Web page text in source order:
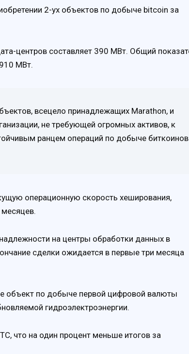
2-ух объектов по добыче bitcoin за
центров составляет 390 МВт. Общий
МВт.
всецело принадлежащих Marathon, и
не требующей огромных активов, к
ранцем операций по добыче
операционную скорость хеширования,
на центры обработки данных в
сделки ожидается в первые три месяца
объект по добыче первой цифровой валюты
гидроэлектроэнергии.
что на один процент меньше итогов за